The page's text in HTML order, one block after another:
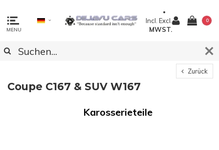
MENU
Incl. Excl.
MWST.
0
Zurück
Coupe C167 & SUV W167
Karosserieteile